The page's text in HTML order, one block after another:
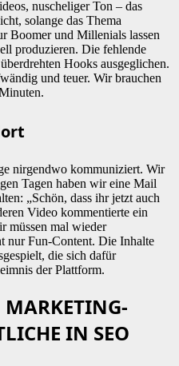
nuscheliger Ton – das
solange das Thema
Boomer und Millenials lassen
produzieren. Die fehlende
Hooks ausgeglichen.
und teuer. Wir brauchen
nirgendwo kommuniziert. Wir
Tagen haben wir eine Mail
„Schön, dass ihr jetzt auch
Video kommentierte ein
müssen mal wieder
nur Fun-Content. Die Inhalte
die sich dafür
der Plattform.
MARKETING-
IN SEO